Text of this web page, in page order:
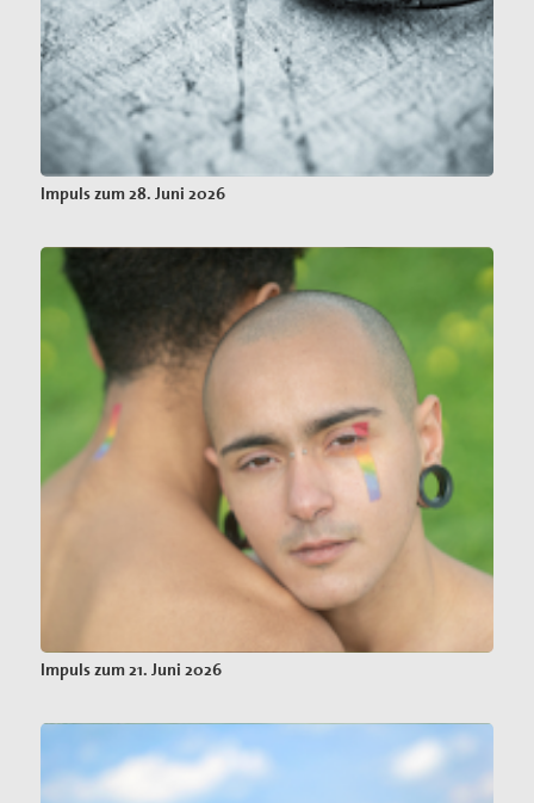
Impuls zum 28. Juni 2026
Impuls zum 21. Juni 2026